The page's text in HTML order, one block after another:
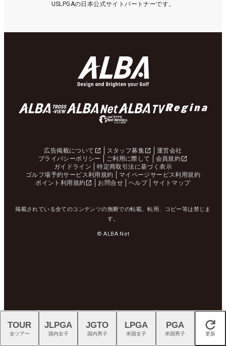
USLPGAの日本公式サイトパートナーです。
広告掲載について スタッフ募集
運営会社
プライバシーポリシー
ご利用に際して
会員規約
ガイドライン
特定商取引法に基づく表示
ゴルフ場予約サービス利用規約
マイページサービス利用規約
ポイント利用規約
お問合せ ヘルプ サイトマップ
掲載されている全てのコンテンツの無断での転載、転用、コピー等は禁じま
す。
© ALBA Net
閉じる
TOUR
全ツアー
JLPGA
国内女子
JGTO
国内男子
LPGA
米国女子
PGA
米国男子 更新